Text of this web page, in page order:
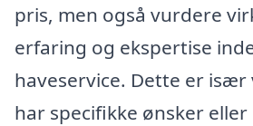
pris, men også vurdere
erfaring og ekspertise
haveservice. Dette er
har specifikke ønsker